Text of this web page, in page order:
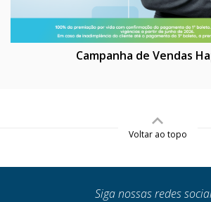
Campanha de Vendas
Voltar ao topo
Siga nossas redes